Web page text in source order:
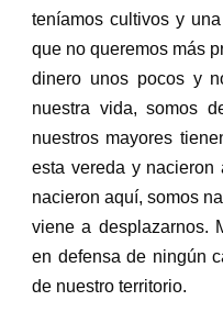
teníamos cultivos y
que no queremos más
dinero unos pocos y
nuestra vida, somos
nuestros mayores
esta vereda y nacieron
nacieron aquí, somos
viene a desplazarnos.
en defensa de ningún
de nuestro territorio.